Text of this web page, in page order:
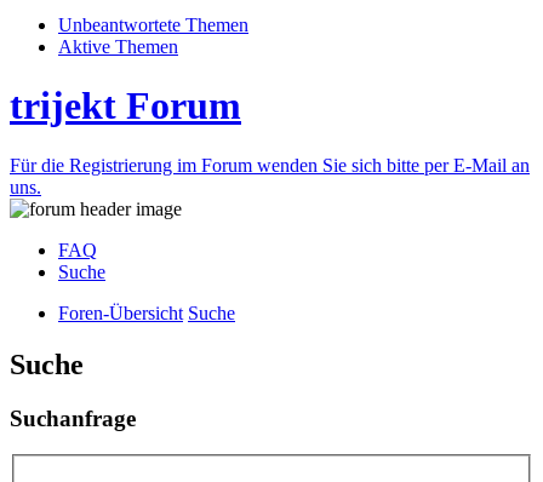
Unbeantwortete Themen
Aktive Themen
trijekt Forum
Für die Registrierung im Forum wenden Sie sich bitte per E-Mail an
uns.
FAQ
Suche
Foren-Übersicht Suche
Suche
Suchanfrage